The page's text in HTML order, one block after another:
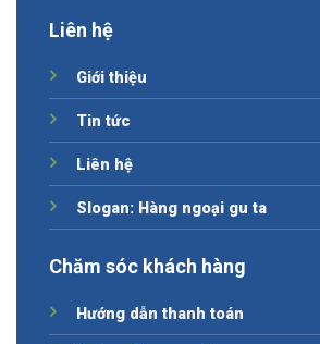
Liên hệ
Giới thiệu
Tin tức
Liên hệ
Slogan: Hàng ngoại gu ta
Chăm sóc khách hàng
Hướng dẫn thanh toán